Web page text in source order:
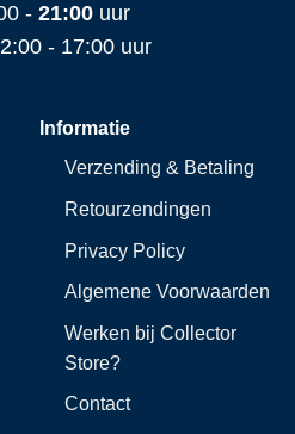
- 21:00uur
- 17:00 uur
Informatie
Verzending & Betaling
Retourzendingen
Privacy Policy
Algemene Voorwaarden
Werken bij Collector
Store?
Contact